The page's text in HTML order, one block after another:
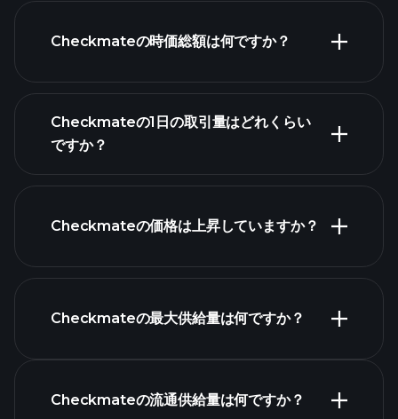
高度なチャート
Checkmateの時価総額は何ですか？
暗号通貨のリス
Checkmateの1日の取引量はどれくらい
ですか？
Checkmateの価格は上昇していますか？
Checkmateチャート
Checkmateの最大供給量は何ですか？
Checkmateの流通供給量は何ですか？